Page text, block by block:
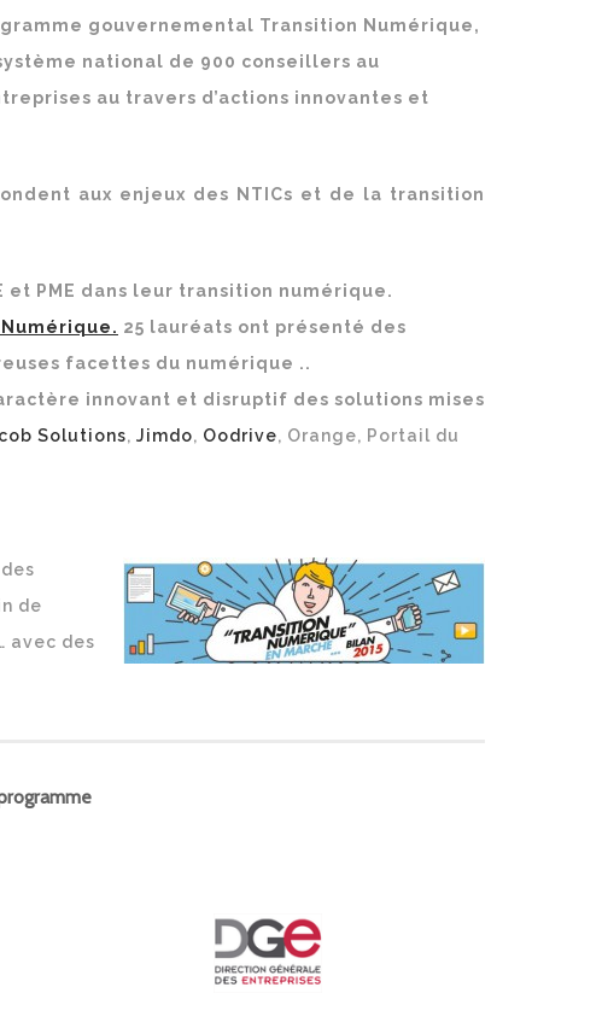
gouvernemental Transition Numérique,
national de 900 conseillers au
au travers d’actions innovantes et
aux enjeux des NTICs et de la transition
et PME dans leur transition numérique.
25 lauréats ont présenté des
facettes du numérique ..
innovant et disruptif des solutions mises
Solutions, Jimdo, Oodrive, Orange, Portail du
de
avec des